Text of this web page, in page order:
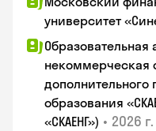
университет
Образовательная
некоммерческая
дополнительного
образования
«СКАЕНГ») • 2026 г.